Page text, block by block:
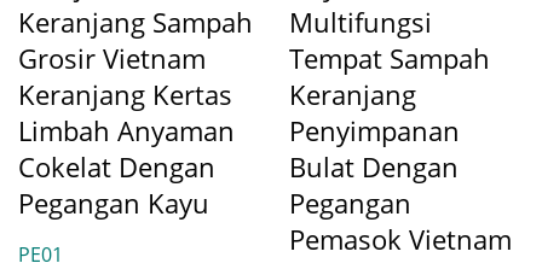
Keranjang Sampah
Grosir Vietnam
Keranjang Kertas
Limbah Anyaman
Cokelat Dengan
Pegangan Kayu
PE01
Multifungsi
Tempat Sampah
Keranjang
Penyimpanan
Bulat Dengan
Pegangan
Pemasok Vietnam